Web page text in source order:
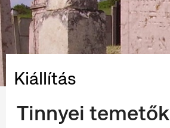
Kiállítás
Tinnyei temetők